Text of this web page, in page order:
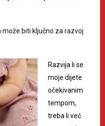
biti ključno za razvoj
Razvija li se
moje dijete
očekivanim
tempom,
treba li već